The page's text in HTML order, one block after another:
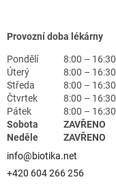
Provozní doba lékárny
Pondělí
8:00 – 16:30
Úterý
8:00 – 16:30
Středa
8:00 – 16:30
Čtvrtek
8:00 – 16:30
Pátek
8:00 – 16:30
Sobota
ZAVŘENO
Neděle
ZAVŘENO
info@biotika.net
+420 604 266 256